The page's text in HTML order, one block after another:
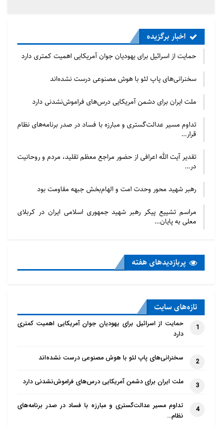
اخبار برگزیده
حمایت از اسرائیل برای یهودیان جوان آمریکایی اهمیت کمتری دارد
سخنرانی‌های پاپ لئو با هوش مصنوعی درست نشده‌اند
ملت ایران برای دشمن آمریکایی درس‌های فراموش‌نشدنی دارد
تداوم مسیر عدالت‌گستری و مبارزه با فساد در صدر برنامه‌های نظام
قرار…
تقدیر آیت الله اعرافی از حضور مراجع معظم تقلید، مردم و روحانیت
در…
رهبر شهید محور وحدت امت و الهام‌بخش جبهه مقاومت بود
مراسم تشییع پیکر رهبر شهید جمهوری اسلامی ایران در کربلای
معلی به پایان…
پربازدید‌های هفته
تازه‌‌های سایت
1
حمایت از اسرائیل برای یهودیان جوان آمریکایی اهمیت کمتری
دارد
2 سخنرانی‌های پاپ لئو با هوش مصنوعی درست نشده‌اند
3 ملت ایران برای دشمن آمریکایی درس‌های فراموش‌نشدنی دارد
4
تداوم مسیر عدالت‌گستری و مبارزه با فساد در صدر برنامه‌های
نظام…